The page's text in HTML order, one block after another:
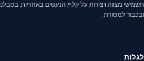
מצווה ויצירות על קלף, הנעשים באחריות, בסבלנות
למסורת.